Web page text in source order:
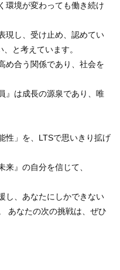
環境が変わっても働き続け
現し、受け止め、認めてい
と考えています。
め合う関係であり、社会を
』は成長の源泉であり、唯
性」を、LTSで思いきり拡げ
来』の自分を信じて、
し、あなたにしかできない
あなたの次の挑戦は、ぜひ